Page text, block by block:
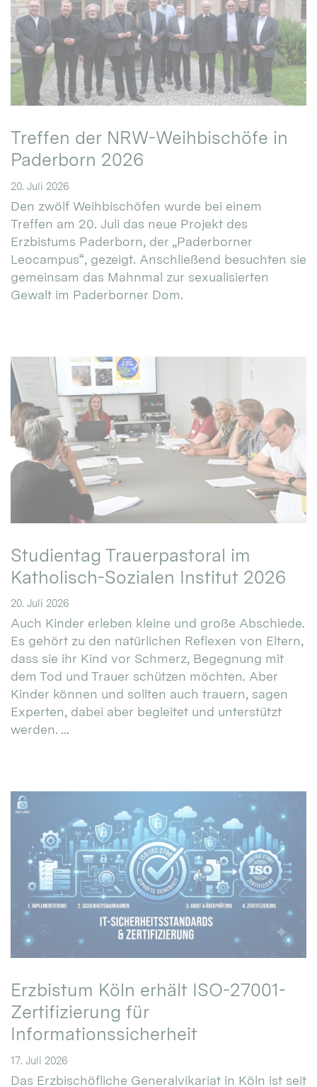
Treffen der NRW-Weihbischöfe in
Paderborn 2026
20. Juli 2026
Den zwölf Weihbischöfen wurde bei einem
Treffen am 20. Juli das neue Projekt des
Erzbistums Paderborn, der „Paderborner
Leocampus“, gezeigt. Anschließend besuchten sie
gemeinsam das Mahnmal zur sexualisierten
Gewalt im Paderborner Dom.
Studientag Trauerpastoral im
Katholisch-Sozialen Institut 2026
20. Juli 2026
Auch Kinder erleben kleine und große Abschiede.
Es gehört zu den natürlichen Reflexen von Eltern,
dass sie ihr Kind vor Schmerz, Begegnung mit
dem Tod und Trauer schützen möchten. Aber
Kinder können und sollten auch trauern, sagen
Experten, dabei aber begleitet und unterstützt
werden. ...
Erzbistum Köln erhält ISO-27001-
Zertifizierung für
Informationssicherheit
17. Juli 2026
Das Erzbischöfliche Generalvikariat in Köln ist seit